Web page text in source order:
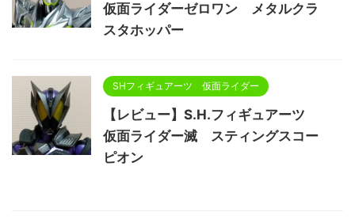
仮面ライダーゼロワン メタルクラ
スタホッパー
SHフィギュアーツ 仮面ライダー
【レビュー】S.H.フィギュアーツ
仮面ライダー滅 スティングスコー
ピオン